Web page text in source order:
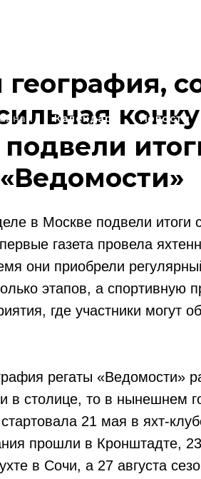
Календарь Новости
география,
в Москве подвели итоги
газета провела
они приобрели
этапов, а спортивную
где участники могут
регаты «Ведомости»
в столице, то в нынешнем
стартовала 21 мая в яхт-
прошли в Кронштадте,
в Сочи, а 27 августа